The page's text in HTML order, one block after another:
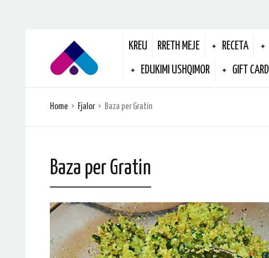
KREU RRETH MEJE RECETA
EDUKIMI USHQIMOR GIFT CARD
Home Fjalor Baza per Gratin
Baza per Gratin